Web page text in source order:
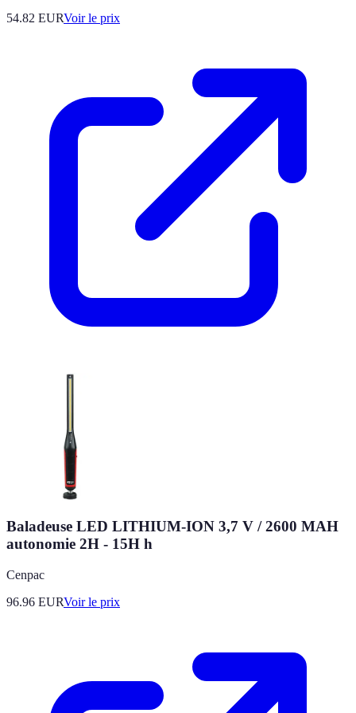
54.82 EURVoir le prix
Baladeuse LED LITHIUM-ION 3,7 V / 2600 MAH
autonomie 2H - 15H h
Cenpac
96.96 EURVoir le prix